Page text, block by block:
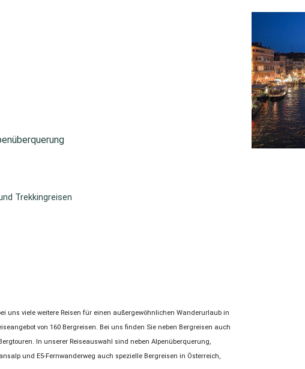
Trekkingreisen
uns viele weitere Reisen für einen außergewöhnlichen Wanderurlaub in
von 160 Bergreisen. Bei uns finden Sie neben Bergreisen auch
In unserer Reiseauswahl sind neben Alpenüberquerung,
und E5-Fernwanderweg auch spezielle Bergreisen in Österreich,